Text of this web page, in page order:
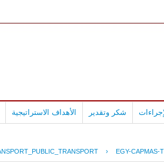
شكر وتقدير الأهداف الاستراتيجية
› EGY-CAPMAS-